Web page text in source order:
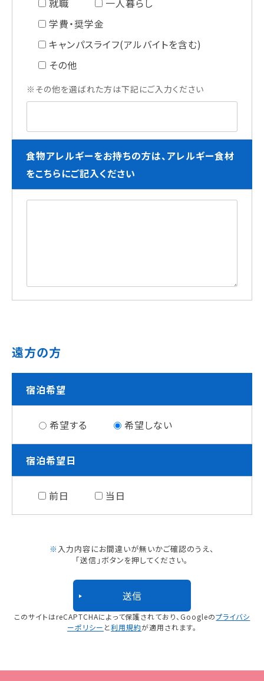
就職
一人暮らし
学費・奨学金
キャンパスライフ(アルバイトを含む)
その他
※その他を選ばれた方は下記にご入力ください
食物アレルギーをお持ちの方は、アレルギー食材
をこちらにご記入ください
遠方の方
宿泊希望
希望する 希望しない
宿泊希望日
前日 当日
※ 入力内容にお間違いが無いかご確認のうえ、
「送信」ボタンを押してください。
このサイトはreCAPTCHAによって保護されており、 Googleのプライバシ
ーポリシー と利用規約が適用されます。